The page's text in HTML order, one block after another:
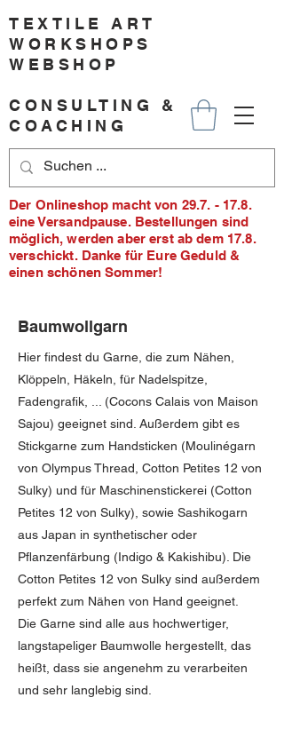
TEXTILE ART
WORKSHOPS
WEBSHOP
CONSULTING &
COACHING
Der Onlineshop macht von 29.7. - 17.8.
eine Versandpause. Bestellungen sind
möglich, werden aber erst ab dem 17.8.
verschickt. Danke für Eure Geduld &
einen schönen Sommer!
Baumwollgarn
Hier findest du Garne, die zum Nähen,
Klöppeln, Häkeln, für Nadelspitze,
Fadengrafik, ... (Cocons Calais von Maison
Sajou) geeignet sind. Außerdem gibt es
Stickgarne zum Handsticken (Moulinégarn
von Olympus Thread, Cotton Petites 12 von
Sulky) und für Maschinenstickerei (Cotton
Petites 12 von Sulky), sowie Sashikogarn
aus Japan in synthetischer oder
Pflanzenfärbung (Indigo & Kakishibu). Die
Cotton Petites 12 von Sulky sind außerdem
perfekt zum Nähen von Hand geeignet.
Die Garne sind alle aus hochwertiger,
langstapeliger Baumwolle hergestellt, das
heißt, dass sie angenehm zu verarbeiten
und sehr langlebig sind.